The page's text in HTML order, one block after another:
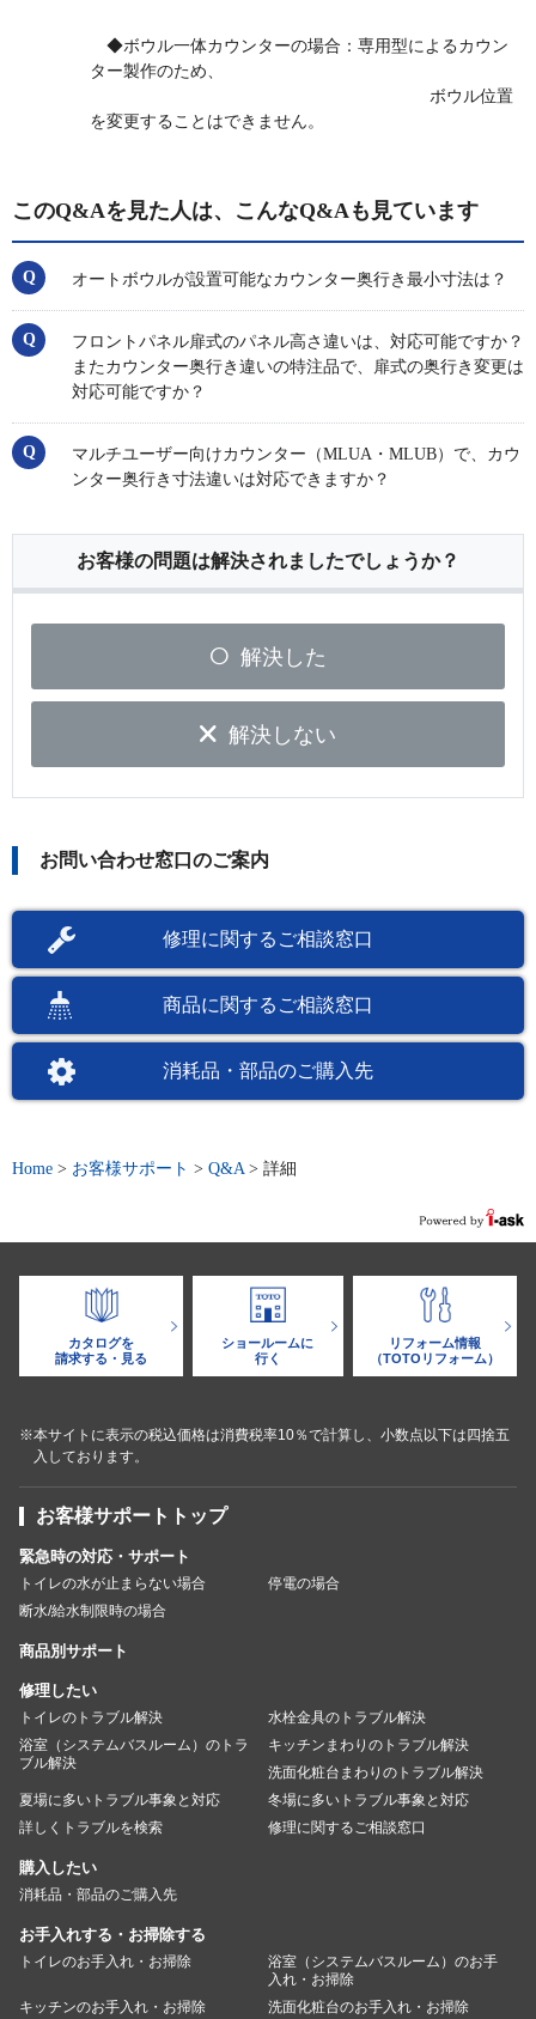
◆ボウル一体カウンターの場合：専用型によるカウン
ター製作のため、
ボウル位置
を変更することはできません。
このQ&Aを見た人は、こんなQ&Aも見ています
オートボウルが設置可能なカウンター奥行き最小寸法は？
フロントパネル扉式のパネル高さ違いは、対応可能ですか？
またカウンター奥行き違いの特注品で、扉式の奥行き変更は
対応可能ですか？
マルチユーザー向けカウンター（MLUA・MLUB）で、カウ
ンター奥行き寸法違いは対応できますか？
お客様の問題は解決されましたでしょうか？
解決した
解決しない
お問い合わせ窓口のご案内
修理に関するご相談窓口
商品に関するご相談窓口
消耗品・部品のご購入先
Home > お客様サポート > Q&A > 詳細
カタログを
請求する・見る
ショールームに
行く
リフォーム情報
（TOTOリフォーム）
※本サイトに表示の税込価格は消費税率10％で計算し、小数点以下は四捨五
入しております。
お客様サポートトップ
緊急時の対応・サポート
トイレの水が止まらない場合
停電の場合
断水/給水制限時の場合
商品別サポート
修理したい
トイレのトラブル解決
水栓金具のトラブル解決
浴室（システムバスルーム）のトラ
ブル解決
キッチンまわりのトラブル解決
洗面化粧台まわりのトラブル解決
夏場に多いトラブル事象と対応
冬場に多いトラブル事象と対応
詳しくトラブルを検索
修理に関するご相談窓口
購入したい
消耗品・部品のご購入先
お手入れする・お掃除する
トイレのお手入れ・お掃除
浴室（システムバスルーム）のお手
入れ・お掃除
キッチンのお手入れ・お掃除
洗面化粧台のお手入れ・お掃除